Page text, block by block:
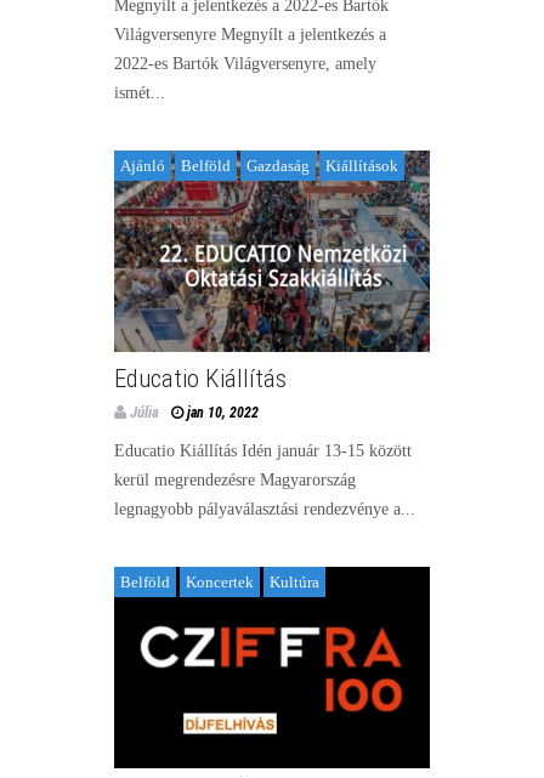
Megnyílt a jelentkezés a 2022-es Bartók
Világversenyre Megnyílt a jelentkezés a
2022-es Bartók Világversenyre, amely
ismét...
Ajánló Belföld Gazdaság Kiállítások
Educatio Kiállítás
Júlia jan 10, 2022
Educatio Kiállítás Idén január 13-15 között
kerül megrendezésre Magyarország
legnagyobb pályaválasztási rendezvénye a...
Belföld Koncertek Kultúra